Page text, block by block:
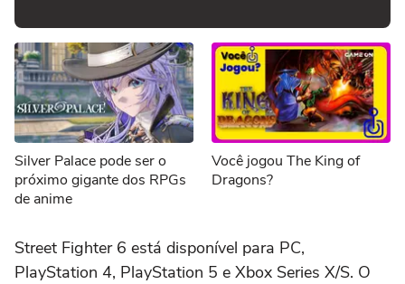
Silver Palace pode ser o
próximo gigante dos RPGs
de anime
Você jogou The King of
Dragons?
Street Fighter 6 está disponível para PC,
PlayStation 4, PlayStation 5 e Xbox Series X/S. O